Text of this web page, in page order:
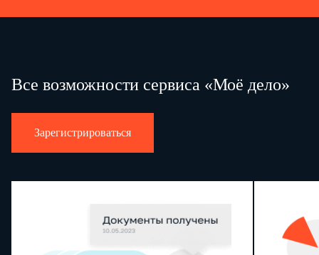
Все возможности сервиса «Моё дело»
Зарегистрироваться